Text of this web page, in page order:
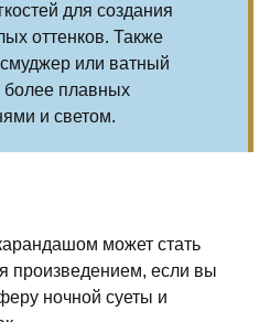
для создания
оттенков. Также
или ватный
более плавных
и светом.
может стать
произведением, если вы
ночной суеты и